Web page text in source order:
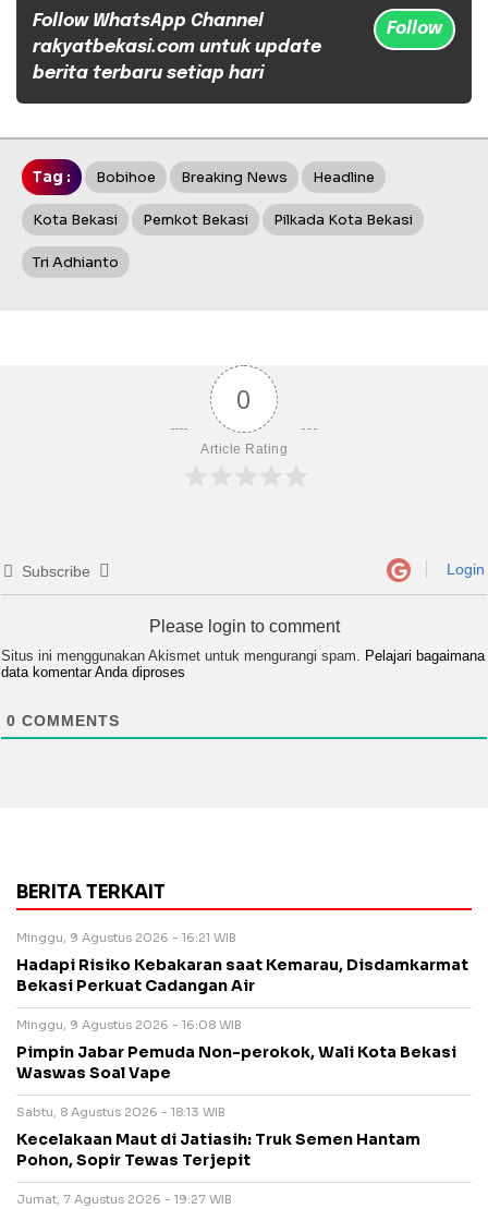
Follow WhatsApp Channel
rakyatbekasi.com untuk update
berita terbaru setiap hari
Follow
Tag : Bobihoe Breaking News Headline
Kota Bekasi Pemkot Bekasi Pilkada Kota Bekasi
Tri Adhianto
0
Article Rating
Subscribe Login
Please login to comment
Situs ini menggunakan Akismet untuk mengurangi spam. Pelajari bagaimana
data komentar Anda diproses
0 COMMENTS
BERITA TERKAIT
Minggu, 9 Agustus 2026 - 16:21 WIB
Hadapi Risiko Kebakaran saat Kemarau, Disdamkarmat
Bekasi Perkuat Cadangan Air
Minggu, 9 Agustus 2026 - 16:08 WIB
Pimpin Jabar Pemuda Non-perokok, Wali Kota Bekasi
Waswas Soal Vape
Sabtu, 8 Agustus 2026 - 18:13 WIB
Kecelakaan Maut di Jatiasih: Truk Semen Hantam
Pohon, Sopir Tewas Terjepit
Jumat, 7 Agustus 2026 - 19:27 WIB